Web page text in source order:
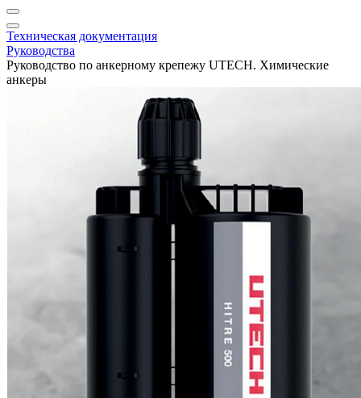
Техническая документация
Руководства
Руководство по анкерному крепежу UTECH. Химические
анкеры